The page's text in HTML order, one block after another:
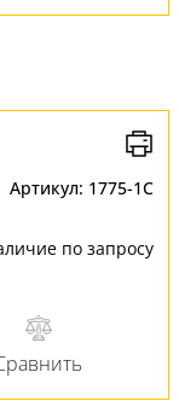
Артикул: 1775-1C
по запросу